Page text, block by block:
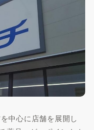
中心に店舗を展開し